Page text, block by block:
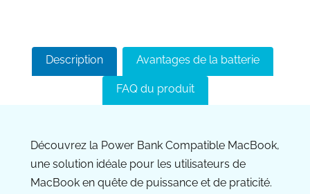
Description Avantages de la batterie
FAQ du produit
Découvrez la Power Bank Compatible MacBook,
une solution idéale pour les utilisateurs de
MacBook en quête de puissance et de praticité.